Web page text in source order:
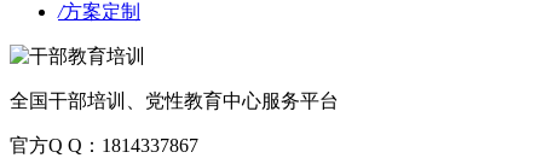
/方案定制
全国干部培训、党性教育中心服务平台
官方Q Q：1814337867